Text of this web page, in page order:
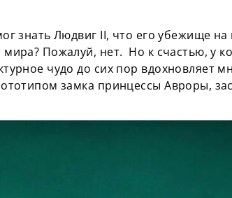
знать Людвиг II, что его убежище
Пожалуй, нет. Но к счастью, у
чудо до сих пор вдохновляет
замка принцессы Авроры,